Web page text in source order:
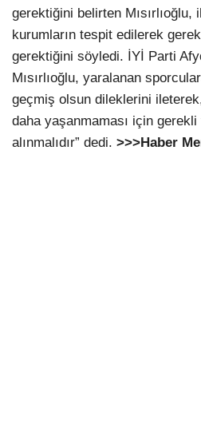
gerektiğini belirten
kurumların tespit edilerek
gerektiğini söyledi. İYİ Parti
Mısırlıoğlu, yaralanan
geçmiş olsun dileklerini
daha yaşanmaması için
alınmalıdır” dedi. >>>Haber